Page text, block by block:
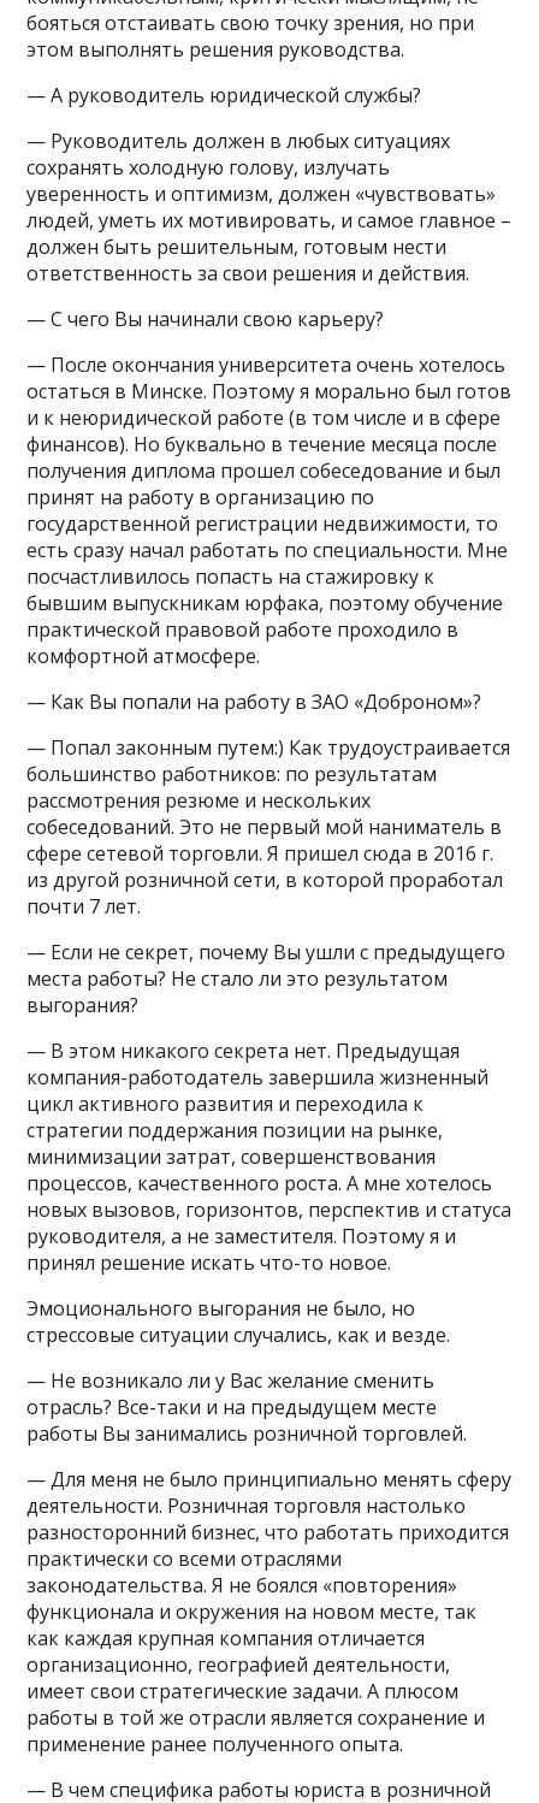
бояться отстаивать свою точку зрения, но при
этом выполнять решения руководства.
— А руководитель юридической службы?
— Руководитель должен в любых ситуациях
сохранять холодную голову, излучать
уверенность и оптимизм, должен «чувствовать»
людей, уметь их мотивировать, и самое главное –
должен быть решительным, готовым нести
ответственность за свои решения и действия.
— С чего Вы начинали свою карьеру?
— После окончания университета очень хотелось
остаться в Минске. Поэтому я морально был готов
и к неюридической работе (в том числе и в сфере
финансов). Но буквально в течение месяца после
получения диплома прошел собеседование и был
принят на работу в организацию по
государственной регистрации недвижимости, то
есть сразу начал работать по специальности. Мне
посчастливилось попасть на стажировку к
бывшим выпускникам юрфака, поэтому обучение
практической правовой работе проходило в
комфортной атмосфере.
— Как Вы попали на работу в ЗАО «Доброном»?
— Попал законным путем:) Как трудоустраивается
большинство работников: по результатам
рассмотрения резюме и нескольких
собеседований. Это не первый мой наниматель в
сфере сетевой торговли. Я пришел сюда в 2016 г.
из другой розничной сети, в которой проработал
почти 7 лет.
— Если не секрет, почему Вы ушли с предыдущего
места работы? Не стало ли это результатом
выгорания?
— В этом никакого секрета нет. Предыдущая
компания-работодатель завершила жизненный
цикл активного развития и переходила к
стратегии поддержания позиции на рынке,
минимизации затрат, совершенствования
процессов, качественного роста. А мне хотелось
новых вызовов, горизонтов, перспектив и статуса
руководителя, а не заместителя. Поэтому я и
принял решение искать что-то новое.
Эмоционального выгорания не было, но
стрессовые ситуации случались, как и везде.
— Не возникало ли у Вас желание сменить
отрасль? Все-таки и на предыдущем месте
работы Вы занимались розничной торговлей.
— Для меня не было принципиально менять сферу
деятельности. Розничная торговля настолько
разносторонний бизнес, что работать приходится
практически со всеми отраслями
законодательства. Я не боялся «повторения»
функционала и окружения на новом месте, так
как каждая крупная компания отличается
организационно, географией деятельности,
имеет свои стратегические задачи. А плюсом
работы в той же отрасли является сохранение и
применение ранее полученного опыта.
— В чем специфика работы юриста в розничной